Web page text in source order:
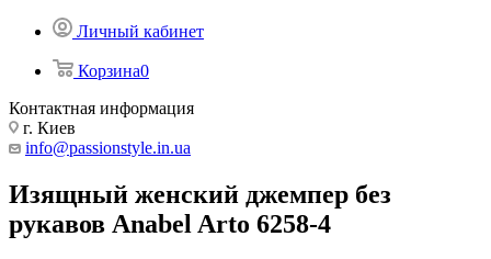
Личный кабинет
Корзина0
Контактная информация
г. Киев
info@passionstyle.in.ua
Изящный женский джемпер без
рукавов Anabel Arto 6258-4